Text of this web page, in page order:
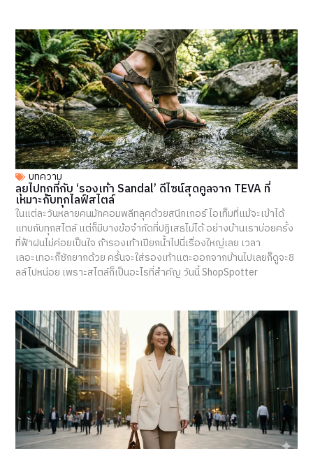
บทความ
ลุยไปทุกที่กับ ‘รองเท้า Sandal’ ดีไซน์สุดคูลจาก TEVA ที่
เหมาะกับทุกไลฟ์สไตล์
ในแต่ละวันหลายคนมักคอมพลีทลุคด้วยสนีกเกอร์ ไอเท็มที่แม้จะเข้าได้
แทบกับทุกสไตล์ แต่ก็มีบางข้อจำกัดที่ปฏิเสธไม่ได้ อย่างบ้านเราบ่อยครั้ง
ที่ฟ้าฝนไม่ค่อยเป็นใจ ถ้ารองเท้าเปียกน้ำไปนี่เรื่องใหญ่เลย เวลา
เลอะเทอะก็ซักยากด้วย ครั้นจะใส่รองเท้าแตะออกจากบ้านไปเลยก็ดูจะชิ
ลล์ไปหน่อย เพราะสไตล์ก็เป็นอะไรที่สำคัญ วันนี้ ShopSpotter